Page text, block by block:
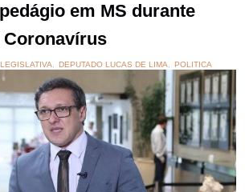
em MS durante
Coronavírus
DEPUTADO LUCAS DE LIMA POLITICA